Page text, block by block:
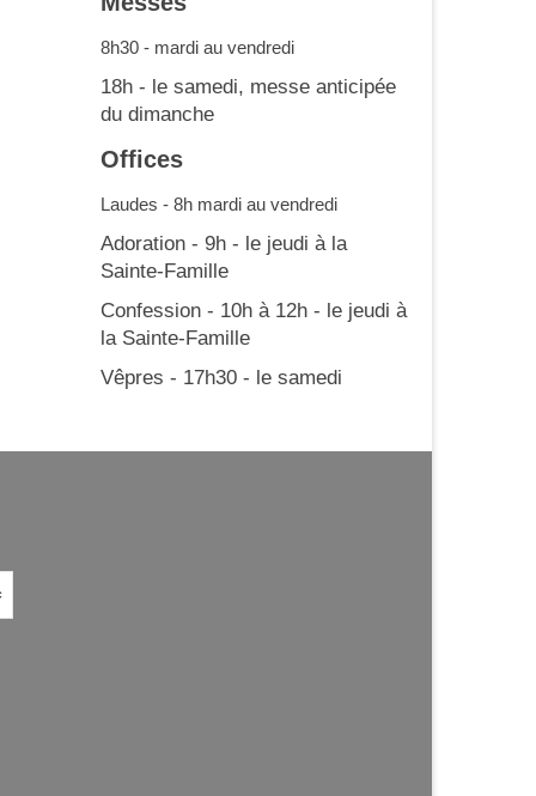
8h30 - mardi au vendredi
18h - le samedi, messe anticipée
du dimanche
Offices
Laudes - 8h mardi au vendredi
Adoration - 9h - le jeudi à la
Sainte-Famille
Confession - 10h à 12h - le jeudi à
la Sainte-Famille
Vêpres - 17h30 - le samedi